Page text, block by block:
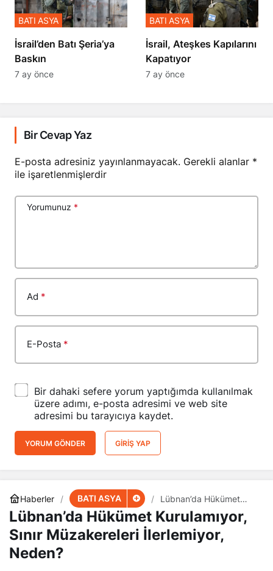
​​​​​​​İsrail’den Batı Şeria’ya
Baskın
BATI ASYA
7 ay önce
İsrail, Ateşkes Kapılarını
Kapatıyor
BATI ASYA
7 ay önce
Bir Cevap Yaz
E-posta adresiniz yayınlanmayacak. Gerekli alanlar *
ile işaretlenmişlerdir
Yorumunuz *
Ad *
E-Posta *
Bir dahaki sefere yorum yaptığımda kullanılmak
üzere adımı, e-posta adresimi ve web site
adresimi bu tarayıcıya kaydet.
YORUM GÖNDER GIRIŞ YAP
Haberler BATI ASYA
Lübnan’da Hükümet
Kurulamıyor, Sınır
Müzakereleri İlerlemiyor,
Neden?
Lübnan’da Hükümet Kurulamıyor,
Sınır Müzakereleri İlerlemiyor,
Neden?